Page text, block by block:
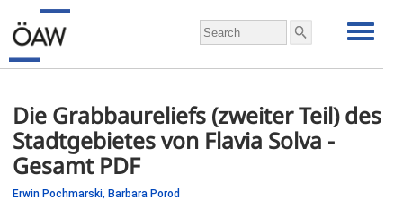
Die Grabbaureliefs (zweiter Teil) des
Stadtgebietes von Flavia Solva -
Gesamt PDF
Erwin Pochmarski, Barbara Porod